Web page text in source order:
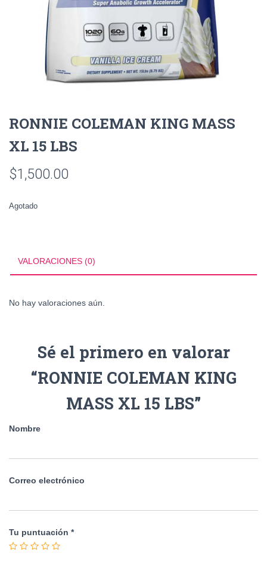
RONNIE COLEMAN KING MASS
XL 15 LBS
$1,500.00
Agotado
VALORACIONES (0)
No hay valoraciones aún.
Sé el primero en valorar
“RONNIE COLEMAN KING
MASS XL 15 LBS”
Nombre
Correo electrónico
Tu puntuación *